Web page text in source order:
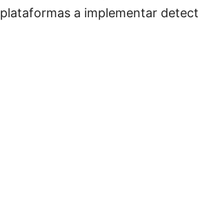
plataformas a implementar